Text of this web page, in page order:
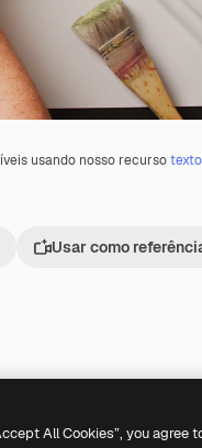
usando nosso recurso
Usar como
All Cookies”, you